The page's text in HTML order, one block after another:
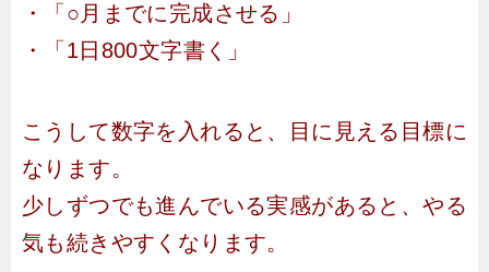
・「○月までに完成させる」
・「1日800文字書く」
こうして数字を入れると、目に見える目標に
なります。
少しずつでも進んでいる実感があると、やる
気も続きやすくなります。